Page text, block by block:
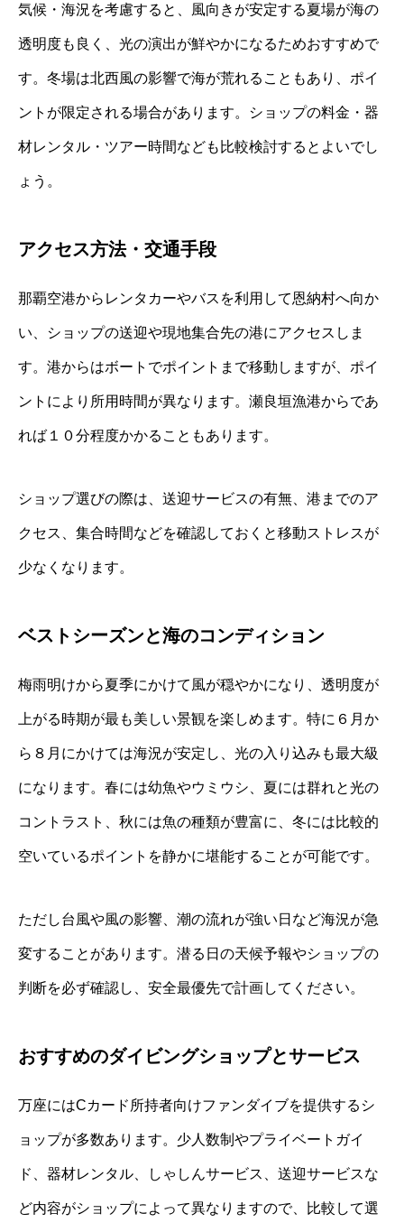
気候・海況を考慮すると、風向きが安定する夏場が海の
透明度も良く、光の演出が鮮やかになるためおすすめで
す。冬場は北西風の影響で海が荒れることもあり、ポイ
ントが限定される場合があります。ショップの料金・器
材レンタル・ツアー時間なども比較検討するとよいでし
ょう。
アクセス方法・交通手段
那覇空港からレンタカーやバスを利用して恩納村へ向か
い、ショップの送迎や現地集合先の港にアクセスしま
す。港からはボートでポイントまで移動しますが、ポイ
ントにより所用時間が異なります。瀬良垣漁港からであ
れば１０分程度かかることもあります。
ショップ選びの際は、送迎サービスの有無、港までのア
クセス、集合時間などを確認しておくと移動ストレスが
少なくなります。
ベストシーズンと海のコンディション
梅雨明けから夏季にかけて風が穏やかになり、透明度が
上がる時期が最も美しい景観を楽しめます。特に６月か
ら８月にかけては海況が安定し、光の入り込みも最大級
になります。春には幼魚やウミウシ、夏には群れと光の
コントラスト、秋には魚の種類が豊富に、冬には比較的
空いているポイントを静かに堪能することが可能です。
ただし台風や風の影響、潮の流れが強い日など海況が急
変することがあります。潜る日の天候予報やショップの
判断を必ず確認し、安全最優先で計画してください。
おすすめのダイビングショップとサービス
万座にはCカード所持者向けファンダイブを提供するシ
ョップが多数あります。少人数制やプライベートガイ
ド、器材レンタル、しゃしんサービス、送迎サービスな
ど内容がショップによって異なりますので、比較して選